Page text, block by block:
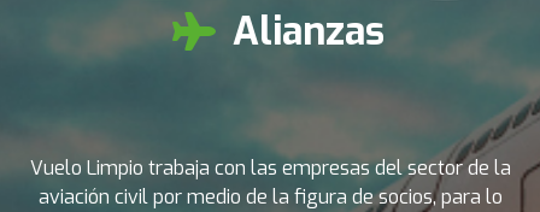
Alianzas
Vuelo Limpio trabaja con las empresas del sector de la
aviación civil por medio de la figura de socios, para lo